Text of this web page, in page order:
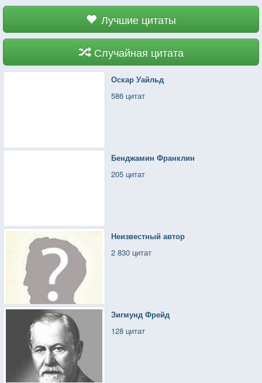
Лучшие цитаты
Случайная цитата
Оскар Уайльд
586 цитат
Бенджамин Франклин
205 цитат
Неизвестный автор
2 830 цитат
Зигмунд Фрейд
128 цитат